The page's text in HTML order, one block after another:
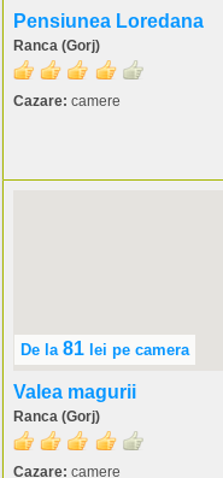
Pensiunea Loredana
Ranca (Gorj)
Cazare: camere
De la 81 lei pe camera
Valea magurii
Ranca (Gorj)
Cazare: camere